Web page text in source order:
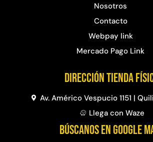
Nosotros
Contacto
Webpay link
Mercado Pago Link
Dirección Tienda
Av. Américo Vespucio 1151 |
Llega con Waze
BÚSCANOS EN GOOGLE